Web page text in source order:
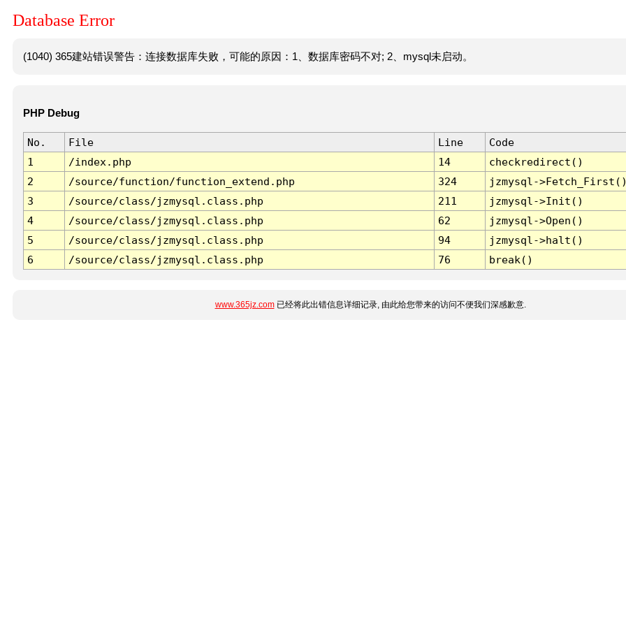
Database Error
(1040) 365建站错误警告：连接数据库失败，可能的原因：1、数据库密码不对; 2、mysql未启动。
PHP Debug
No. File Line
Code
1
/index.php 14
checkredirect()
2
/source/function/function_extend.php 324
jzmysql-
3
/source/class/jzmysql.class.php 211
jzmysql->Init()
4
/source/class/jzmysql.class.php 62
jzmysql->Open()
5
/source/class/jzmysql.class.php 94
jzmysql->halt()
6
/source/class/jzmysql.class.php 76 break()
www.365jz.com已经将此出错信息详细记录, 由此给您带来的访问不便我们深感歉意.